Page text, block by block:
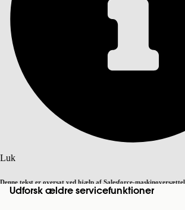
Luk
Denne tekst er oversat ved hjælp af Salesforce-
detaljerher. Skift til engelsk Ikke nu
Udforsk ældre servicefunktioner